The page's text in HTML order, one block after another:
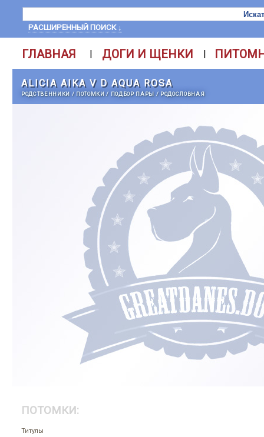
РАСШИРЕННЫЙ ПОИСК ↓
ГЛАВНАЯ | ДОГИ И ЩЕНКИ |
ALICIA AIKA V D AQUA ROSA
РОДСТВЕННИКИ / ПОТОМКИ/ ПОДБОР ПАРЫ / РОДОСЛОВНАЯ
ПОТОМКИ:
Титулы